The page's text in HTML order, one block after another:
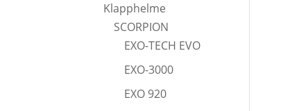
Klapphelme
SCORPION
EXO-TECH EVO
EXO-3000
EXO 920